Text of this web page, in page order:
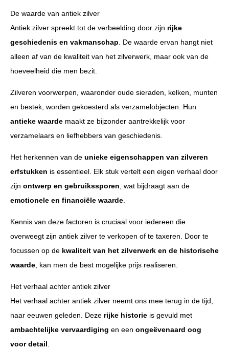
De waarde van antiek zilver
Antiek zilver spreekt tot de verbeelding door zijn rijke
geschiedenis en vakmanschap. De waarde ervan hangt niet
alleen af van de kwaliteit van het zilverwerk, maar ook van de
hoeveelheid die men bezit.
Zilveren voorwerpen, waaronder oude sieraden, kelken, munten
en bestek, worden gekoesterd als verzamelobjecten. Hun
antieke waarde maakt ze bijzonder aantrekkelijk voor
verzamelaars en liefhebbers van geschiedenis.
Het herkennen van de unieke eigenschappen van zilveren
erfstukken is essentieel. Elk stuk vertelt een eigen verhaal door
zijn ontwerp en gebruikssporen, wat bijdraagt aan de
emotionele en financiële waarde.
Kennis van deze factoren is cruciaal voor iedereen die
overweegt zijn antiek zilver te verkopen of te taxeren. Door te
focussen op de kwaliteit van het zilverwerk en de historische
waarde, kan men de best mogelijke prijs realiseren.
Het verhaal achter antiek zilver
Het verhaal achter antiek zilver neemt ons mee terug in de tijd,
naar eeuwen geleden. Deze rijke historie is gevuld met
ambachtelijke vervaardiging en een ongeëvenaard oog
voor detail.